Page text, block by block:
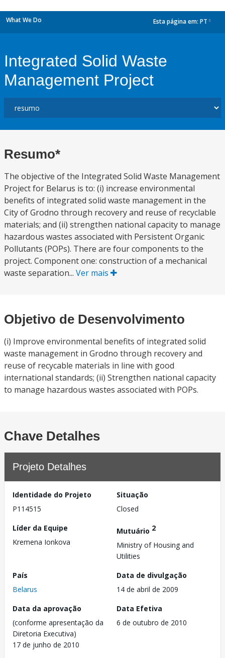
What We Do Esta página em: PT
Integrated Solid Waste
Management Project
Resumo*
The objective of the Integrated Solid Waste Management
Project for Belarus is to: (i) increase environmental
benefits of integrated solid waste management in the
City of Grodno through recovery and reuse of recyclable
materials; and (ii) strengthen national capacity to manage
hazardous wastes associated with Persistent Organic
Pollutants (POPs). There are four components to the
project. Component one: construction of a mechanical
waste separation... Ver mais
Objetivo de Desenvolvimento
(i) Improve environmental benefits of integrated solid
waste management in Grodno through recovery and
reuse of recycable materials in line with good
international standards; (ii) Strengthen national capacity
to manage hazardous wastes associated with POPs.
Chave Detalhes
Projeto Detalhes
Identidade do Projeto
P114515
Situação
Closed
Líder da Equipe
Kremena Ionkova
Mutuário 2
Ministry of Housing and
Utilities
País
Belarus
Data de divulgação
14 de abril de 2009
Data da aprovação
(conforme apresentação da
Diretoria Executiva)
17 de junho de 2010
Data Efetiva
6 de outubro de 2010